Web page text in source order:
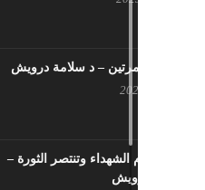
لا تقتلونا مرتين – د سلامة درويش
سيزهر دم الشهداء وتنتصر الثورة –
سلامة درويش